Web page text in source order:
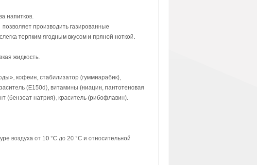
напитков.
позволяет производить газированные
терпким ягодным вкусом и пряной ноткой.
жидкость.
кофеин, стабилизатор (гуммиарабик),
(Е150d), витамины (ниацин, пантотеновая
(бензоат натрия), краситель (рибофлавин).
воздуха от 10 °С до 20 °С и относительной